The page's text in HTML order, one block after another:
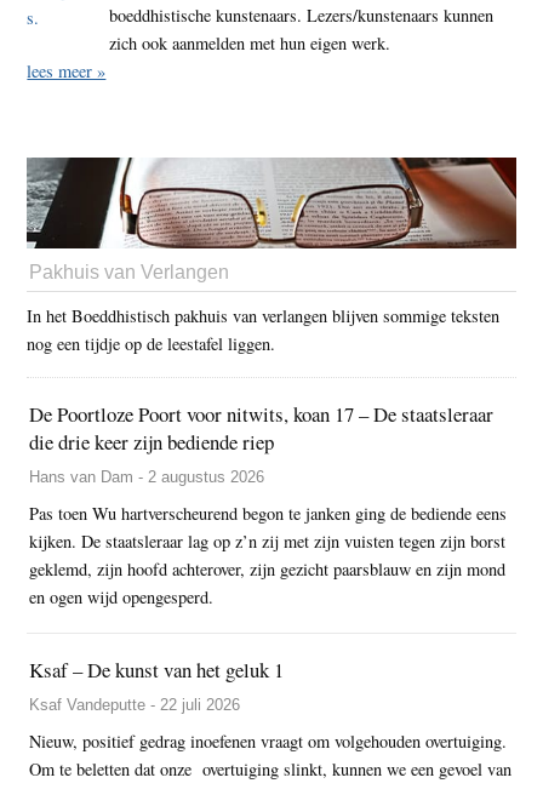
boeddhistische kunstenaars. Lezers/kunstenaars kunnen
zich ook aanmelden met hun eigen werk.
lees meer »
Pakhuis van Verlangen
In het Boeddhistisch pakhuis van verlangen blijven sommige teksten
nog een tijdje op de leestafel liggen.
De Poortloze Poort voor nitwits, koan 17 – De staatsleraar
die drie keer zijn bediende riep
Hans van Dam - 2 augustus 2026
Pas toen Wu hartverscheurend begon te janken ging de bediende eens
kijken. De staatsleraar lag op z’n zij met zijn vuisten tegen zijn borst
geklemd, zijn hoofd achterover, zijn gezicht paarsblauw en zijn mond
en ogen wijd opengesperd.
Ksaf – De kunst van het geluk 1
Ksaf Vandeputte - 22 juli 2026
Nieuw, positief gedrag inoefenen vraagt om volgehouden overtuiging.
Om te beletten dat onze overtuiging slinkt, kunnen we een gevoel van